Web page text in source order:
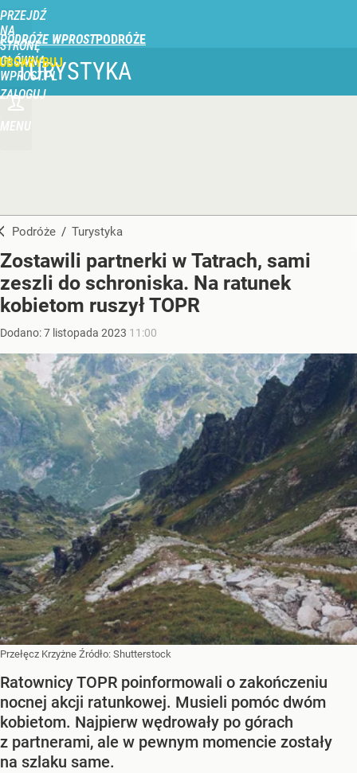
PRZEJDŹ
NA
STRONĘ
GŁÓWNĄ
WPROST.PL
PODRÓŻE WPROST
ZALOGUJ
MENU
TURYSTYKA
Podróże / Turystyka
Zostawili partnerki w Tatrach, sami
zeszli do schroniska. Na ratunek
kobietom ruszył TOPR
Dodano:7 listopada 2023 11:00
Przełęcz Krzyżne Źródło: Shutterstock
Ratownicy TOPR poinformowali o zakończeniu
nocnej akcji ratunkowej. Musieli pomóc dwóm
kobietom. Najpierw wędrowały po górach
z partnerami, ale w pewnym momencie zostały
na szlaku same.